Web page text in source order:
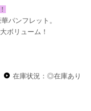
パンフレット。
ボリューム！
在庫状況：◎在庫あり